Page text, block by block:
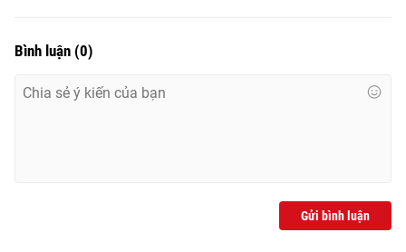
Bình luận (0)
Gửi bình luận